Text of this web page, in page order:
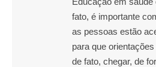
fato, é importante
as pessoas estão
para que
de fato, chegar, de